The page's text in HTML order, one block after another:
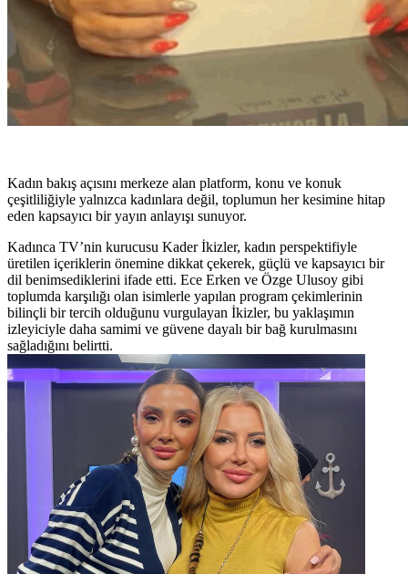
Kadın bakış açısını merkeze alan platform, konu ve konuk
çeşitliliğiyle yalnızca kadınlara değil, toplumun her kesimine hitap
eden kapsayıcı bir yayın anlayışı sunuyor.
Kadınca TV’nin kurucusu Kader İkizler, kadın perspektifiyle
üretilen içeriklerin önemine dikkat çekerek, güçlü ve kapsayıcı bir
dil benimsediklerini ifade etti. Ece Erken ve Özge Ulusoy gibi
toplumda karşılığı olan isimlerle yapılan program çekimlerinin
bilinçli bir tercih olduğunu vurgulayan İkizler, bu yaklaşımın
izleyiciyle daha samimi ve güvene dayalı bir bağ kurulmasını
sağladığını belirtti.